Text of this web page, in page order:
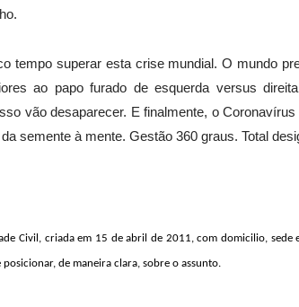
tempo superar esta crise mundial. O mundo
ao papo furado de esquerda versus
vão desaparecer. E finalmente, o
semente à mente. Gestão 360 graus. Total
Civil, criada em 15 de abril de 2011, com domicilio,
de maneira clara, sobre o assunto.